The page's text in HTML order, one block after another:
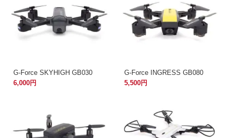
G-Force SKYHIGH GB030
6,000円
G-Force INGRESS GB080
5,500円